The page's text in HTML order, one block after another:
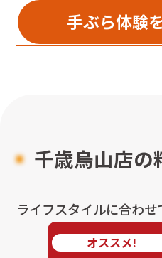
手ぶら体験
千歳烏山店の
ライフスタイルに合わ
オススメ!